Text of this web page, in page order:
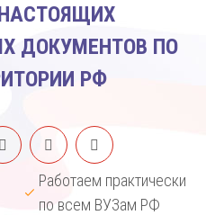
ДОКУМЕНТОВ ПО
РФ
Работаем практически
по всем ВУЗам РФ